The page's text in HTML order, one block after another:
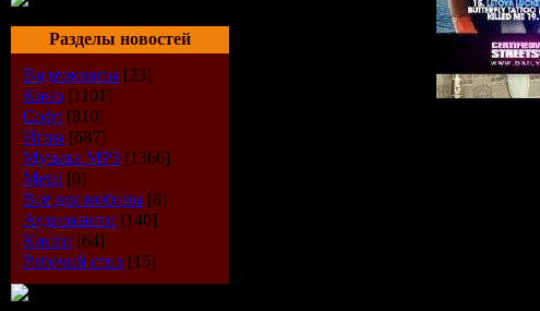
Разделы новостей
Видеоклипы [23]
Кино [1101]
Софт [810]
Игры [687]
Музыка МР3 [1366]
Metal [0]
Всё для мобилы [8]
Аудиокниги [140]
Книги [64]
Рабочий стол [15]